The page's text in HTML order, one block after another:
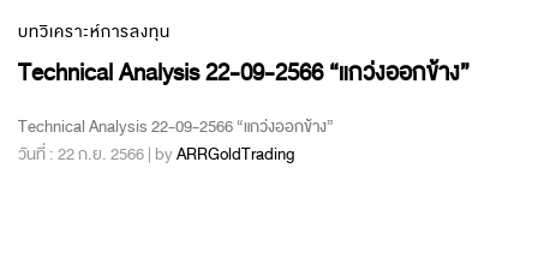
บทวิเคราะห์การลงทุน
Technical Analysis 22-09-2566 “แกว่งออกข้าง”
Technical Analysis 22-09-2566 “แกว่งออกข้าง”
วันที่ : 22 ก.ย. 2566 | byARRGoldTrading